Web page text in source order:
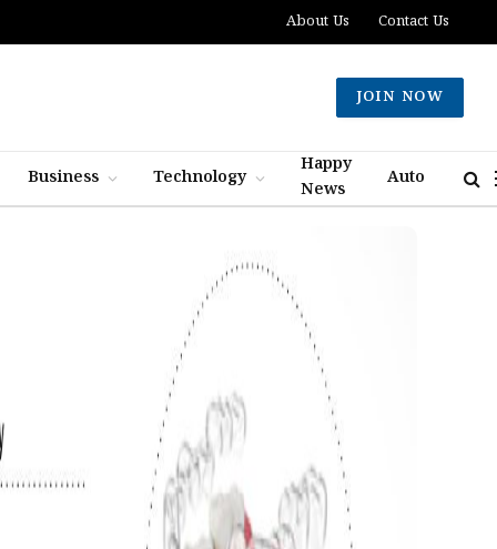
About Us Contact Us
JOIN NOW
Business Technology
Happy
News
Auto